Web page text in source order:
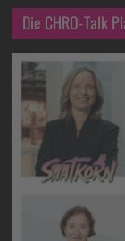
Die CHRO-Talk